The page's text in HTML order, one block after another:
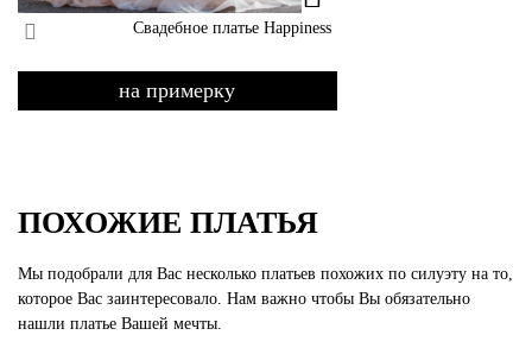
Свадебное платье Happiness
на примерку
ПОХОЖИЕ ПЛАТЬЯ
Мы подобрали для Вас несколько платьев похожих по силуэту на то,
которое Вас заинтересовало. Нам важно чтобы Вы обязательно
нашли платье Вашей мечты.